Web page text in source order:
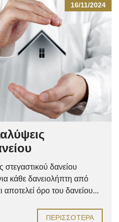
16/11/2024
στεγαστικού δανείου
κάθε δανειολήπτη από
όρο του δανείου...
ΠΕΡΙΣΣΌΤΕΡΑ